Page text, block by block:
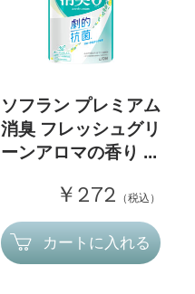
ソフラン プレミアム
消臭 フレッシュグリ
ーンアロマの香り ...
￥272 （税込）
カートに入れる